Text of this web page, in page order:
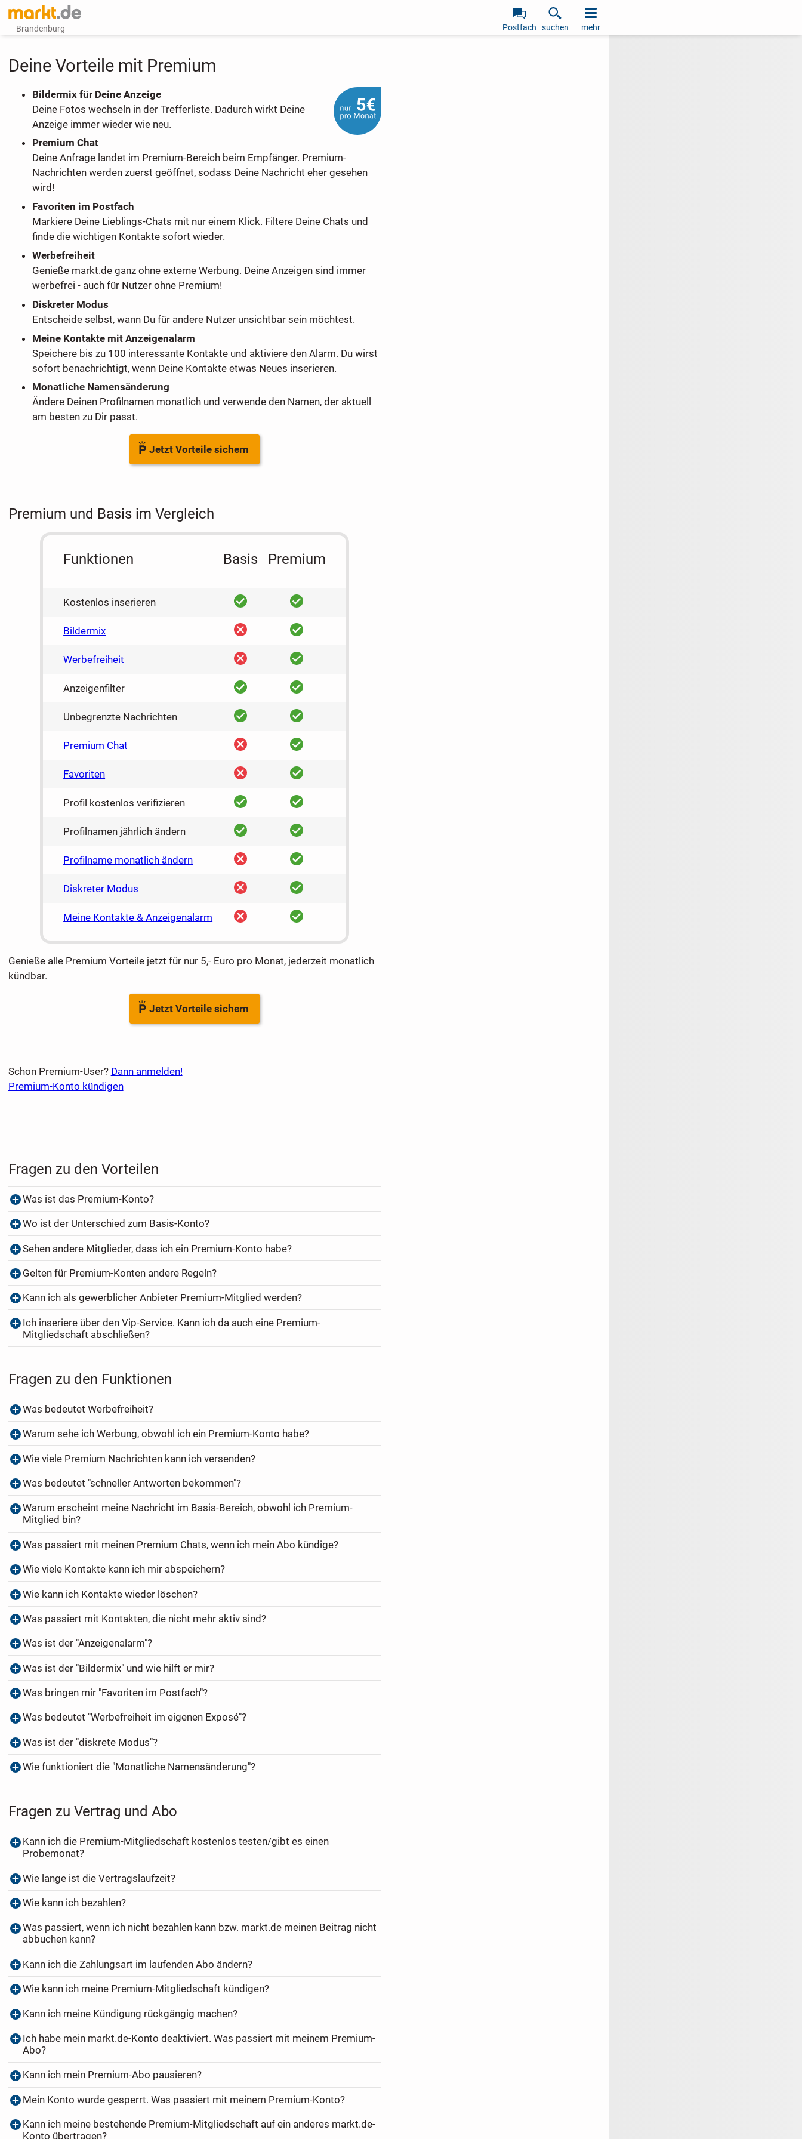
Brandenburg Postfach suchen mehr
Deine Vorteile mit Premium
Bildermix für Deine Anzeige
Deine Fotos wechseln in der Trefferliste. Dadurch wirkt Deine
Anzeige immer wieder wie neu.
Premium Chat
Deine Anfrage landet im Premium-Bereich beim Empfänger. Premium-
Nachrichten werden zuerst geöffnet, sodass Deine Nachricht eher gesehen
wird!
Favoriten im Postfach
Markiere Deine Lieblings-Chats mit nur einem Klick. Filtere Deine Chats und
finde die wichtigen Kontakte sofort wieder.
Werbefreiheit
Genieße markt.de ganz ohne externe Werbung. Deine Anzeigen sind immer
werbefrei - auch für Nutzer ohne Premium!
Diskreter Modus
Entscheide selbst, wann Du für andere Nutzer unsichtbar sein möchtest.
Meine Kontakte mit Anzeigenalarm
Speichere bis zu 100 interessante Kontakte und aktiviere den Alarm. Du wirst
sofort benachrichtigt, wenn Deine Kontakte etwas Neues inserieren.
Monatliche Namensänderung
Ändere Deinen Profilnamen monatlich und verwende den Namen, der aktuell
am besten zu Dir passt.
Jetzt Vorteile sichern
Premium und Basis im Vergleich
Funktionen Basis Premium
Kostenlos inserieren ja ja
Bildermix nein ja
Werbefreiheit nein ja
Anzeigenfilter ja ja
Unbegrenzte Nachrichten ja ja
Premium Chat nein ja
Favoriten nein ja
Profil kostenlos verifizieren ja ja
Profilnamen jährlich ändern ja ja
Profilname monatlich ändern nein ja
Diskreter Modus nein ja
Meine Kontakte & Anzeigenalarm nein ja
Genieße alle Premium Vorteile jetzt für nur 5,- Euro pro Monat, jederzeit monatlich
kündbar.
Jetzt Vorteile sichern
Schon Premium-User? Dann anmelden!
Premium-Konto kündigen
Fragen zu den Vorteilen
Was ist das Premium-Konto?
Wo ist der Unterschied zum Basis-Konto?
Sehen andere Mitglieder, dass ich ein Premium-Konto habe?
Gelten für Premium-Konten andere Regeln?
Kann ich als gewerblicher Anbieter Premium-Mitglied werden?
Ich inseriere über den Vip-Service. Kann ich da auch eine Premium-
Mitgliedschaft abschließen?
Fragen zu den Funktionen
Was bedeutet Werbefreiheit?
Warum sehe ich Werbung, obwohl ich ein Premium-Konto habe?
Wie viele Premium Nachrichten kann ich versenden?
Was bedeutet "schneller Antworten bekommen"?
Warum erscheint meine Nachricht im Basis-Bereich, obwohl ich Premium-
Mitglied bin?
Was passiert mit meinen Premium Chats, wenn ich mein Abo kündige?
Wie viele Kontakte kann ich mir abspeichern?
Wie kann ich Kontakte wieder löschen?
Was passiert mit Kontakten, die nicht mehr aktiv sind?
Was ist der "Anzeigenalarm"?
Was ist der "Bildermix" und wie hilft er mir?
Was bringen mir "Favoriten im Postfach"?
Was bedeutet "Werbefreiheit im eigenen Exposé"?
Was ist der "diskrete Modus"?
Wie funktioniert die "Monatliche Namensänderung"?
Fragen zu Vertrag und Abo
Kann ich die Premium-Mitgliedschaft kostenlos testen/gibt es einen
Probemonat?
Wie lange ist die Vertragslaufzeit?
Wie kann ich bezahlen?
Was passiert, wenn ich nicht bezahlen kann bzw. markt.de meinen Beitrag nicht
abbuchen kann?
Kann ich die Zahlungsart im laufenden Abo ändern?
Wie kann ich meine Premium-Mitgliedschaft kündigen?
Kann ich meine Kündigung rückgängig machen?
Ich habe mein markt.de-Konto deaktiviert. Was passiert mit meinem Premium-
Abo?
Kann ich mein Premium-Abo pausieren?
Mein Konto wurde gesperrt. Was passiert mit meinem Premium-Konto?
Kann ich meine bestehende Premium-Mitgliedschaft auf ein anderes markt.de-
Konto übertragen?